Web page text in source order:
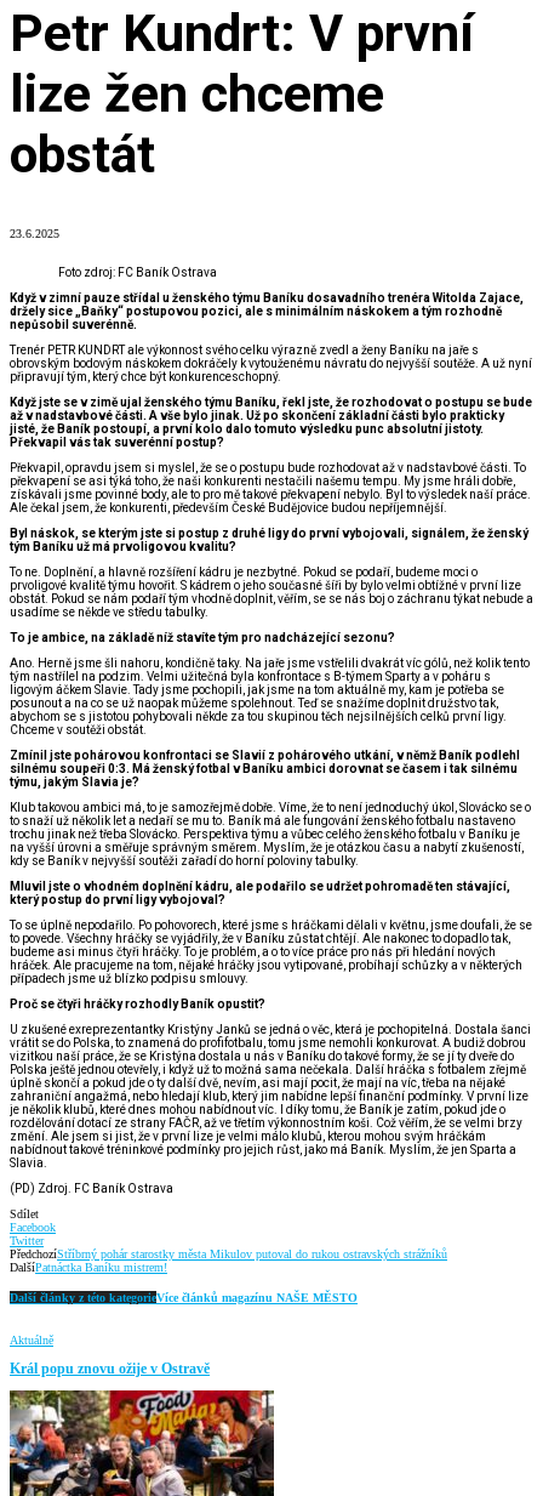
Petr Kundrt: V první
lize žen chceme
obstát
23.6.2025
Foto zdroj: FC Baník Ostrava
Když v zimní pauze střídal u ženského týmu Baníku dosavadního trenéra Witolda Zajace,
držely sice „Baňky“ postupovou pozici, ale s minimálním náskokem a tým rozhodně
nepůsobil suverénně.
Trenér PETR KUNDRT ale výkonnost svého celku výrazně zvedl a ženy Baníku na jaře s
obrovským bodovým náskokem dokráčely k vytouženému návratu do nejvyšší soutěže. A už nyní
připravují tým, který chce být konkurenceschopný.
Když jste se v zimě ujal ženského týmu Baníku, řekl jste, že rozhodovat o postupu se bude
až v nadstavbové části. A vše bylo jinak. Už po skončení základní části bylo prakticky
jisté, že Baník postoupí, a první kolo dalo tomuto výsledku punc absolutní jistoty.
Překvapil vás tak suverénní postup?
Překvapil, opravdu jsem si myslel, že se o postupu bude rozhodovat až v nadstavbové části. To
překvapení se asi týká toho, že naši konkurenti nestačili našemu tempu. My jsme hráli dobře,
získávali jsme povinné body, ale to pro mě takové překvapení nebylo. Byl to výsledek naší práce.
Ale čekal jsem, že konkurenti, především České Budějovice budou nepříjemnější.
Byl náskok, se kterým jste si postup z druhé ligy do první vybojovali, signálem, že ženský
tým Baníku už má prvoligovou kvalitu?
To ne. Doplnění, a hlavně rozšíření kádru je nezbytné. Pokud se podaří, budeme moci o
prvoligové kvalitě týmu hovořit. S kádrem o jeho současné šíři by bylo velmi obtížné v první lize
obstát. Pokud se nám podaří tým vhodně doplnit, věřím, se se nás boj o záchranu týkat nebude a
usadíme se někde ve středu tabulky.
To je ambice, na základě níž stavíte tým pro nadcházející sezonu?
Ano. Herně jsme šli nahoru, kondičně taky. Na jaře jsme vstřelili dvakrát víc gólů, než kolik tento
tým nastřílel na podzim. Velmi užitečná byla konfrontace s B-týmem Sparty a v poháru s
ligovým áčkem Slavie. Tady jsme pochopili, jak jsme na tom aktuálně my, kam je potřeba se
posunout a na co se už naopak můžeme spolehnout. Teď se snažíme doplnit družstvo tak,
abychom se s jistotou pohybovali někde za tou skupinou těch nejsilnějších celků první ligy.
Chceme v soutěži obstát.
Zmínil jste pohárovou konfrontaci se Slavií z pohárového utkání, v němž Baník podlehl
silnému soupeři 0:3. Má ženský fotbal v Baníku ambici dorovnat se časem i tak silnému
týmu, jakým Slavia je?
Klub takovou ambici má, to je samozřejmě dobře. Víme, že to není jednoduchý úkol, Slovácko se o
to snaží už několik let a nedaří se mu to. Baník má ale fungování ženského fotbalu nastaveno
trochu jinak než třeba Slovácko. Perspektiva týmu a vůbec celého ženského fotbalu v Baníku je
na vyšší úrovni a směřuje správným směrem. Myslím, že je otázkou času a nabytí zkušeností,
kdy se Baník v nejvyšší soutěži zařadí do horní poloviny tabulky.
Mluvil jste o vhodném doplnění kádru, ale podařilo se udržet pohromadě ten stávající,
který postup do první ligy vybojoval?
To se úplně nepodařilo. Po pohovorech, které jsme s hráčkami dělali v květnu, jsme doufali, že se
to povede. Všechny hráčky se vyjádřily, že v Baníku zůstat chtějí. Ale nakonec to dopadlo tak,
budeme asi minus čtyři hráčky. To je problém, a o to více práce pro nás při hledání nových
hráček. Ale pracujeme na tom, nějaké hráčky jsou vytipované, probíhají schůzky a v některých
případech jsme už blízko podpisu smlouvy.
Proč se čtyři hráčky rozhodly Baník opustit?
U zkušené exreprezentantky Kristýny Janků se jedná o věc, která je pochopitelná. Dostala šanci
vrátit se do Polska, to znamená do profifotbalu, tomu jsme nemohli konkurovat. A budiž dobrou
vizitkou naší práce, že se Kristýna dostala u nás v Baníku do takové formy, že se jí ty dveře do
Polska ještě jednou otevřely, i když už to možná sama nečekala. Další hráčka s fotbalem zřejmě
úplně skončí a pokud jde o ty další dvě, nevím, asi mají pocit, že mají na víc, třeba na nějaké
zahraniční angažmá, nebo hledají klub, který jim nabídne lepší finanční podmínky. V první lize
je několik klubů, které dnes mohou nabídnout víc. I díky tomu, že Baník je zatím, pokud jde o
rozdělování dotací ze strany FAČR, až ve třetím výkonnostním koši. Což věřím, že se velmi brzy
změní. Ale jsem si jist, že v první lize je velmi málo klubů, kterou mohou svým hráčkám
nabídnout takové tréninkové podmínky pro jejich růst, jako má Baník. Myslím, že jen Sparta a
Slavia.
(PD) Zdroj. FC Baník Ostrava
Sdílet
Facebook
Twitter
PředchozíStříbrný pohár starostky města Mikulov putoval do rukou ostravských strážníků
DalšíPatnáctka Baníku mistrem!
Další články z této kategorieVíce článků magazínu NAŠE MĚSTO
Aktuálně
Král popu znovu ožije v Ostravě